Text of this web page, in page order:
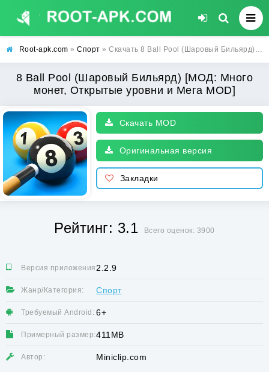
Root-apk.com » Спорт » Скачать 8 Ball Pool (Шаровый Бильярд) [МОД: Много монет, Открытые уровни и Мега MOD] | Взлом 8 Ball Pool на Андроид
8 Ball Pool (Шаровый Бильярд) [МОД: Много
монет, Открытые уровни и Мега MOD]
Скачать MOD
Оригинальная версия
Закладки
Рейтинг: 3.1 Всего оценок: 3900
Версия приложения:2.2.9
Жанр/Категория: Спорт
Требуемый Android: 6+
Примерный размер:411MB
Автор: Miniclip.com